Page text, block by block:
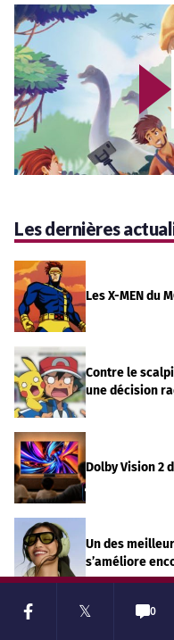
Les dernières
Les X-MEN du
Contre le
une décision
Dolby Vision 2
Un des
s’améliore
𝕏 0
SUIVEZ-
NOUS
𝕏
SUIVEZ-
NOUS
𝕏